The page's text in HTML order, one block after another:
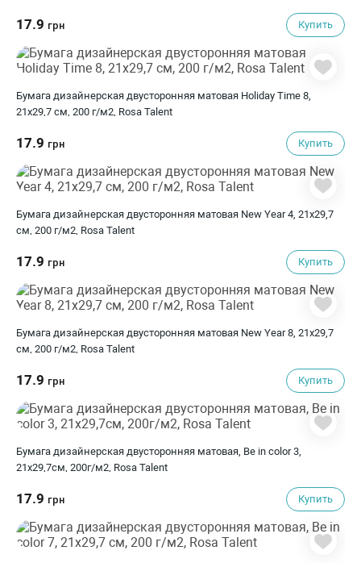
17.9 грн Купить
Бумага дизайнерская двусторонняя матовая Holiday Time 8,
21х29,7 см, 200 г/м2, Rosa Talent
17.9 грн Купить
Бумага дизайнерская двусторонняя матовая New Year 4, 21х29,7
см, 200 г/м2, Rosa Talent
17.9 грн Купить
Бумага дизайнерская двусторонняя матовая New Year 8, 21х29,7
см, 200 г/м2, Rosa Talent
17.9 грн Купить
Бумага дизайнерская двусторонняя матовая, Be in color 3,
21х29,7см, 200г/м2, Rosa Talent
17.9 грн Купить